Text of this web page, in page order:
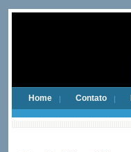
Home Contato